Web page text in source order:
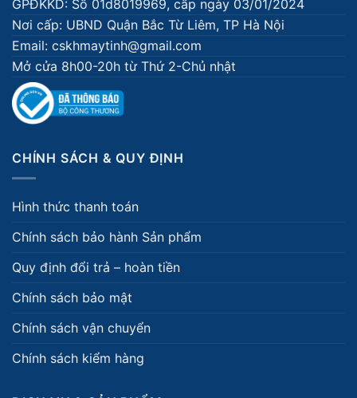
GPĐKKD: Số 01d8019969, cấp ngày 03/01/2024
Nơi cấp: UBND Quận Bắc Từ Liêm, TP Hà Nội
Email: cskhmaytinh@gmail.com
Mở cửa 8h00-20h từ Thứ 2-Chủ nhật
CHÍNH SÁCH & QUY ĐỊNH
Hình thức thanh toán
Chính sách bảo hành Sản phẩm
Quy định đổi trả – hoàn tiền
Chính sách bảo mật
Chính sách vận chuyển
Chính sách kiểm hàng